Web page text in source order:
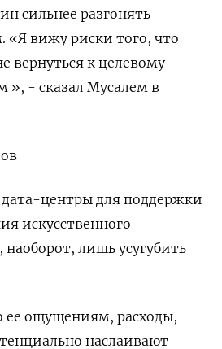
сильнее разгонять
вижу риски того, что
⁠к целевому
», - сказал Мусалем в
центры для поддержки
искусственного
лишь усугубить
ее ощущениям, расходы,
наслаивают